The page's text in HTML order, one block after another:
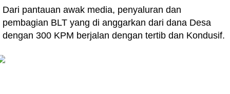
Dari pantauan awak media, penyaluran dan
pembagian BLT yang di anggarkan dari dana Desa
dengan 300 KPM berjalan dengan tertib dan Kondusif.